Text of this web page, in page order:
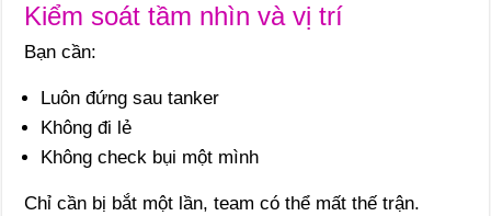
Kiểm soát tầm nhìn và vị trí
Bạn cần:
Luôn đứng sau tanker
Không đi lẻ
Không check bụi một mình
Chỉ cần bị bắt một lần, team có thể mất thế trận.